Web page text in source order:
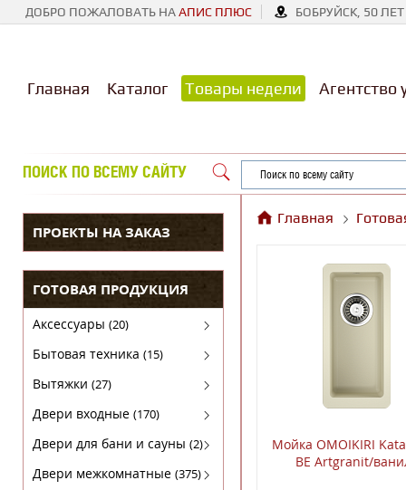
ДОБРО ПОЖАЛОВАТЬ НААПИС ПЛЮС БОБРУЙСК, 50
Главная Каталог Товары недели Агентство
ПОИСК ПО ВСЕМУ САЙТУ
ПРОЕКТЫ НА ЗАКАЗ
ГОТОВАЯ ПРОДУКЦИЯ
Аксессуары (20)
Аксессуары для бытовой техники
Бытовая техника (15)
Духовые шкафы
Кофемашины
Микроволновки
Поверхности газовые
Вытяжки (27)
FABER
KRONA
SHINDO
Двери входные (170)
Luxor(Люксор)
Гарда
Двери для бани и сауны (2)
Двери для бани
Двери межкомнатные (375)
Главная
Мойкa OMOIKIRI
BE Artgranit/